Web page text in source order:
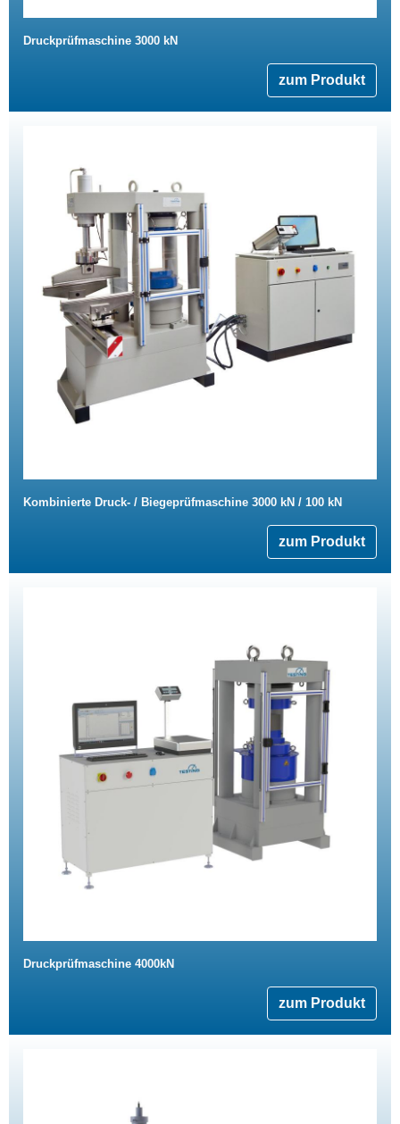
Druckprüfmaschine 3000 kN
zum Produkt
Kombinierte Druck- / Biegeprüfmaschine 3000 kN / 100 kN
zum Produkt
Druckprüfmaschine 4000kN
zum Produkt